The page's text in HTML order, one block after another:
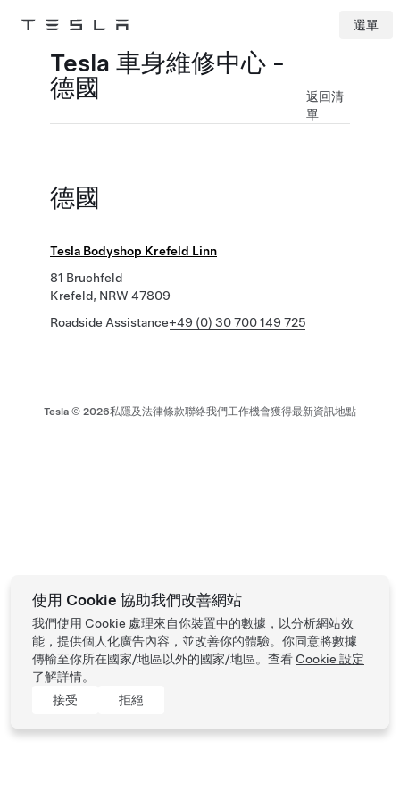
Tesla 選單
Tesla 車身維修中心 -
德國
返回清
單
德國
Tesla Bodyshop Krefeld Linn
81 Bruchfeld
Krefeld, NRW 47809
Roadside Assistance+49 (0) 30 700 149 725
Tesla © 2026私隱及法律條款聯絡我們工作機會獲得最新資訊地點
使用 Cookie 協助我們改善網站
我們使用 Cookie 處理來自你裝置中的數據，以分析網站效
能，提供個人化廣告內容，並改善你的體驗。你同意將數據
傳輸至你所在國家/地區以外的國家/地區。查看 Cookie 設定
了解詳情。
接受
拒絕